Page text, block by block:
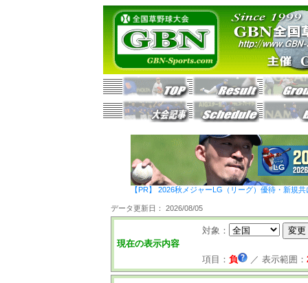
【PR】 2026秋メジャーLG（リーグ）優待・新規
データ更新日： 2026/08/05
現在の表示内容
対象：
項目： 負 ／ 表示範囲：